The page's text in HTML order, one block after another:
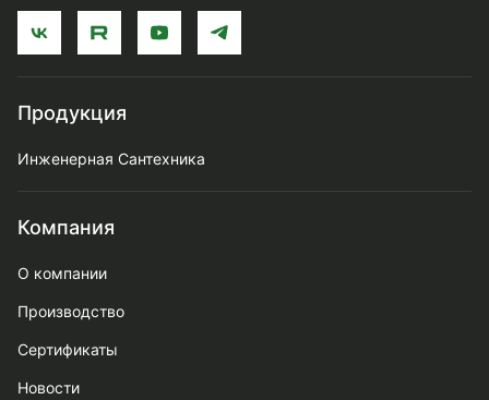
Продукция
Инженерная Сантехника
Компания
О компании
Производство
Сертификаты
Новости